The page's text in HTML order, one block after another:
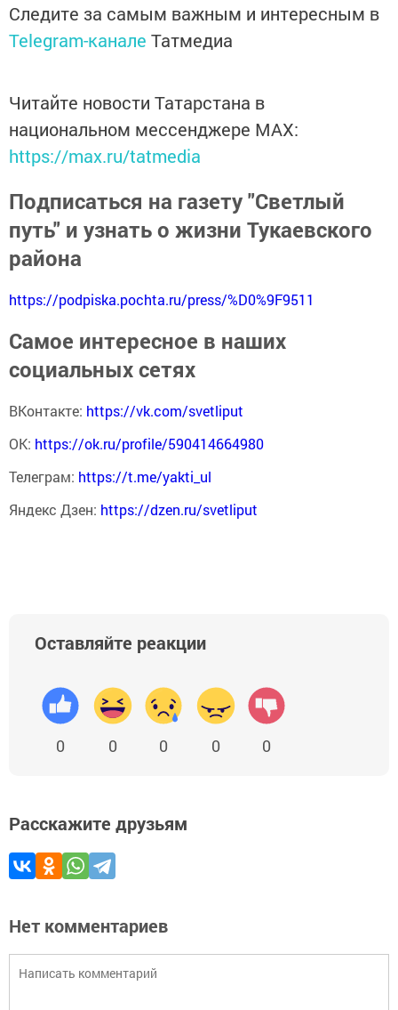
Следите за самым важным и интересным в
Telegram-канале Татмедиа
Читайте новости Татарстана в
национальном мессенджере MАХ:
https://max.ru/tatmedia
Подписаться на газету "Светлый
путь" и узнать о жизни Тукаевского
района
https://podpiska.pochta.ru/press/%D0%9F9511
Самое интересное в наших
социальных сетях
ВКонтакте: https://vk.com/svetliput
ОК: https://ok.ru/profile/590414664980
Телеграм: https://t.me/yakti_ul
Яндекс Дзен: https://dzen.ru/svetliput
Оставляйте реакции
0 0 0 0 0
Расскажите друзьям
Нет комментариев